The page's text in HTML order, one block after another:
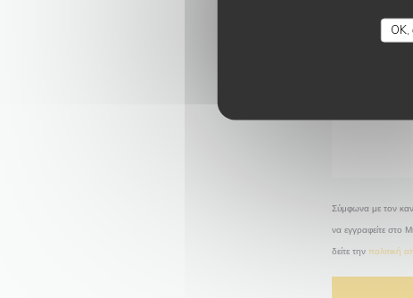
Σύμφωνα με τον
να εγγραφείτε
δείτε την πολιτική